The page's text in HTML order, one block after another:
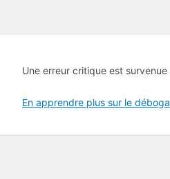
Une erreur critique est
En apprendre plus sur le